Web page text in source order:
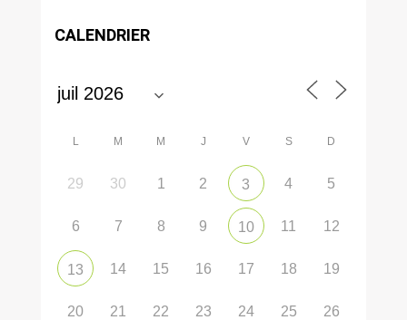
CALENDRIER
L M M J V S D
29 30 1 2 3 4 5
6 7 8 9 10 11 12
13 14 15 16 17 18 19
20 21 22 23 24 25 26